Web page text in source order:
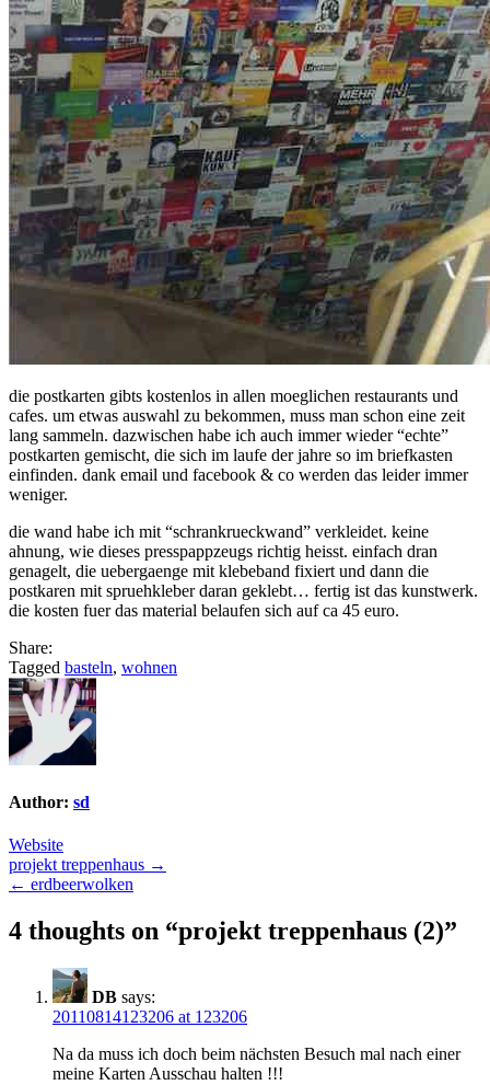
die postkarten gibts kostenlos in allen moeglichen restaurants und
cafes. um etwas auswahl zu bekommen, muss man schon eine zeit
lang sammeln. dazwischen habe ich auch immer wieder “echte”
postkarten gemischt, die sich im laufe der jahre so im briefkasten
einfinden. dank email und facebook & co werden das leider immer
weniger.
die wand habe ich mit “schrankrueckwand” verkleidet. keine
ahnung, wie dieses presspappzeugs richtig heisst. einfach dran
genagelt, die uebergaenge mit klebeband fixiert und dann die
postkaren mit spruehkleber daran geklebt… fertig ist das kunstwerk.
die kosten fuer das material belaufen sich auf ca 45 euro.
Share:
Tagged basteln, wohnen
Author: sd
Website
Post
navigation
projekt treppenhaus →
← erdbeerwolken
4 thoughts on “projekt treppenhaus (2)”
DB says:
20110814123206 at 123206
Na da muss ich doch beim nächsten Besuch mal nach einer
meine Karten Ausschau halten !!!